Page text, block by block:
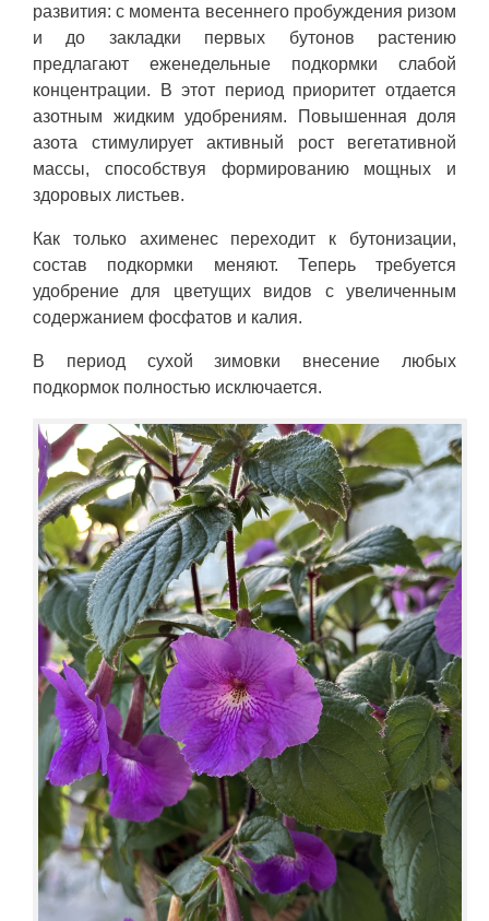
развития: с момента весеннего пробуждения ризом
и до закладки первых бутонов растению
предлагают еженедельные подкормки слабой
концентрации. В этот период приоритет отдается
азотным жидким удобрениям. Повышенная доля
азота стимулирует активный рост вегетативной
массы, способствуя формированию мощных и
здоровых листьев.
Как только ахименес переходит к бутонизации,
состав подкормки меняют. Теперь требуется
удобрение для цветущих видов с увеличенным
содержанием фосфатов и калия.
В период сухой зимовки внесение любых
подкормок полностью исключается.